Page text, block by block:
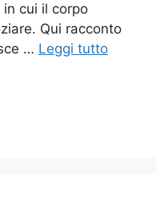
cui il corpo
Qui racconto
… Leggi tutto